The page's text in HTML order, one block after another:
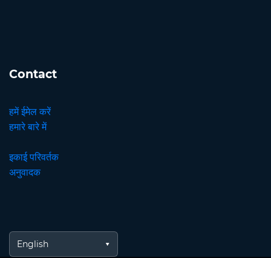
Contact
हमें ईमेल करें
हमारे बारे में
इकाई परिवर्तक
अनुवादक
English